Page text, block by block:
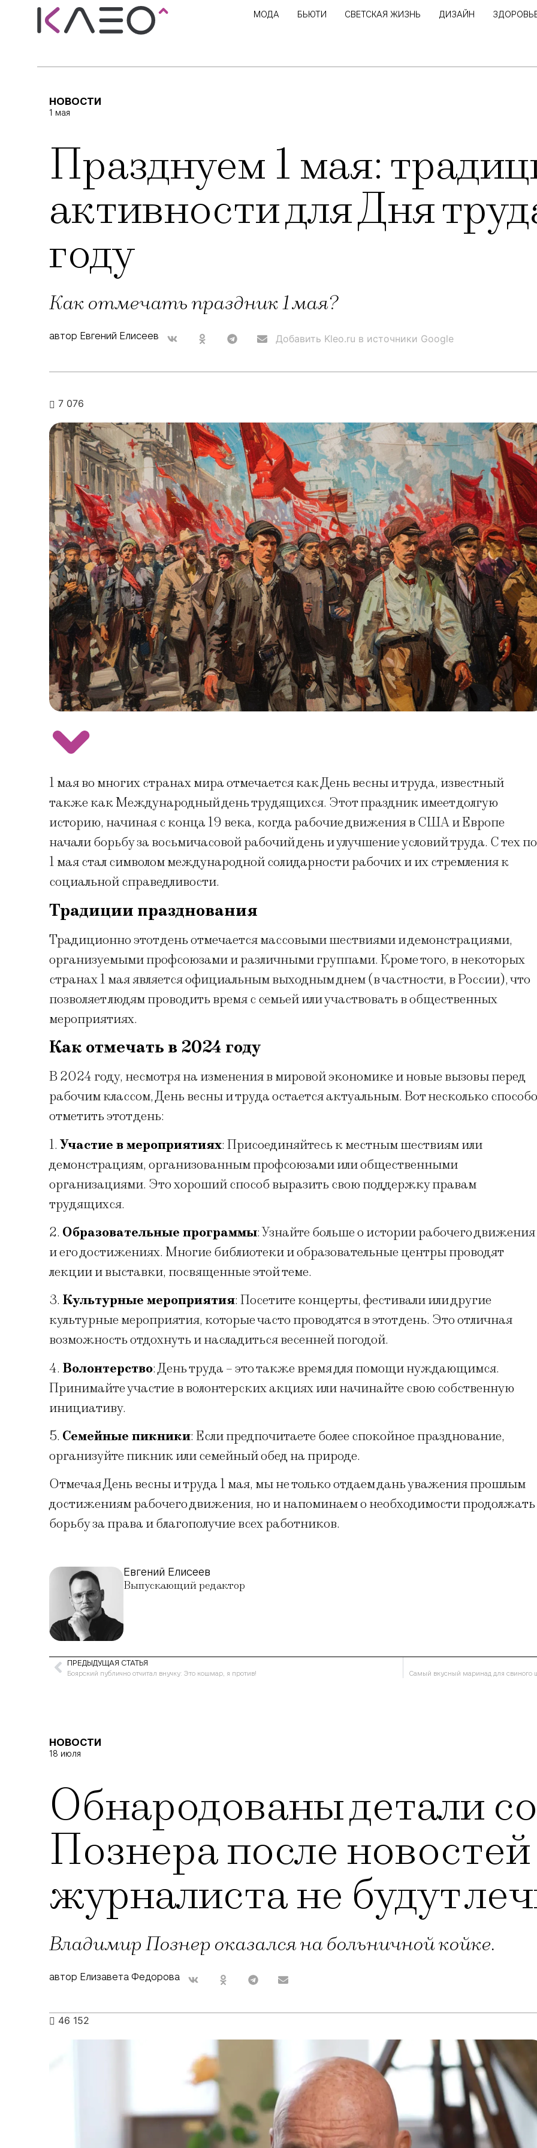
МОДА БЬЮТИ СВЕТСКАЯ ЖИЗНЬ ДИЗАЙН
НОВОСТИ
1 мая
Празднуем 1 мая:
активности для Дня
году
Как отмечать праздник 1 мая?
автор Евгений Елисеев Добавить Kleo.ru в источники Google
7 076
1 мая во многих странах мира отмечается как День весны и труда, известный
также как Международный день трудящихся. Этот праздник имеет долгую
историю, начиная с конца 19 века, когда рабочие движения в США и Европе
начали борьбу за восьмичасовой рабочий день и улучшение условий труда. С тех
1 мая стал символом международной солидарности рабочих и их стремления к
социальной справедливости.
Традиции празднования
Традиционно этот день отмечается массовыми шествиями и демонстрациями,
организуемыми профсоюзами и различными группами. Кроме того, в некоторых
странах 1 мая является официальным выходным днем (в частности, в России), что
позволяет людям проводить время с семьей или участвовать в общественных
мероприятиях.
Как отмечать в 2024 году
В 2024 году, несмотря на изменения в мировой экономике и новые вызовы перед
рабочим классом, День весны и труда остается актуальным. Вот несколько
отметить этот день:
1. Участие в мероприятиях: Присоединяйтесь к местным шествиям или
демонстрациям, организованным профсоюзами или общественными
организациями. Это хороший способ выразить свою поддержку правам
трудящихся.
2. Образовательные программы: Узнайте больше о истории рабочего движения
и его достижениях. Многие библиотеки и образовательные центры проводят
лекции и выставки, посвященные этой теме.
3. Культурные мероприятия: Посетите концерты, фестивали или другие
культурные мероприятия, которые часто проводятся в этот день. Это отличная
возможность отдохнуть и насладиться весенней погодой.
4. Волонтерство: День труда – это также время для помощи нуждающимся.
Принимайте участие в волонтерских акциях или начинайте свою собственную
инициативу.
5. Семейные пикники: Если предпочитаете более спокойное празднование,
организуйте пикник или семейный обед на природе.
Отмечая День весны и труда 1 мая, мы не только отдаем дань уважения прошлым
достижениям рабочего движения, но и напоминаем о необходимости продолжать
борьбу за права и благополучие всех работников.
Евгений Елисеев
Выпускающий редактор
ПРЕДЫДУЩАЯ СТАТЬЯ
Боярский публично отчитал внучку: Это кошмар, я против! Самый вкусный маринад для свиного
НОВОСТИ
18 июля
Обнародованы детали
Познера после
журналиста не будут
Владимир Познер оказался на больничной койке.
автор Елизавета Федорова
46 152